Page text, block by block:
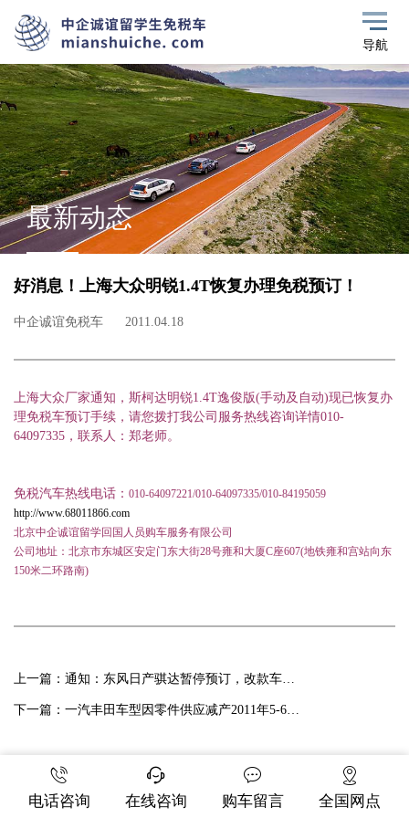
导航
最新动态
好消息！上海大众明锐1.4T恢复办理免税预订！
中企诚谊免税车 2011.04.18
上海大众厂家通知，斯柯达明锐1.4T逸俊版(手动及自动)现已恢复办
理免税车预订手续，请您拨打我公司服务热线咨询详情010-
64097335，联系人：郑老师。
免税汽车热线电话： 010-64097221/010-64097335/010-84195059
http://www.68011866.com
北京中企诚谊留学回国人员购车服务有限公司
公司地址：北京市东城区安定门东大街28号雍和大厦C座607(地铁雍和宫站向东
150米二环路南)
上一篇： 通知：东风日产骐达暂停预订，改款车型即将上市！
下一篇： 一汽丰田车型因零件供应减产2011年5-6月暂停办理
电话咨询 在线咨询 购车留言 全国网点